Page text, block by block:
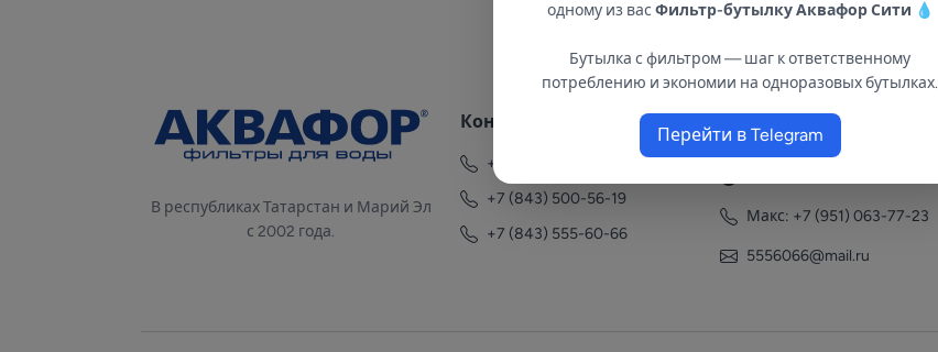
В республиках Татарстан и Марий Эл
с 2002 года.
Контакты
+7 (843) 558-78-43
+7 (843) 500-56-19
+7 (843) 555-60-66
+7 (951) 063-77-23
Макс: +7 (951) 063-77-23
5556066@mail.ru
одному из вас Фильтр-бутылку Аквафор Сити 💧
Бутылка с фильтром — шаг к ответственному
потреблению и экономии на одноразовых бутылках.
Перейти в Telegram